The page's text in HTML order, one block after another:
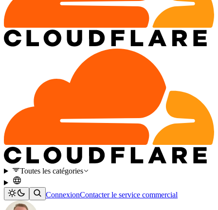
Toutes les catégories
ConnexionContacter le service commercial